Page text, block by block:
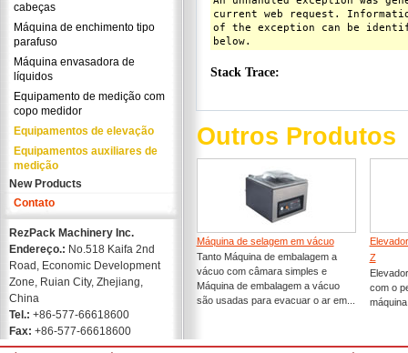
cabeças
Máquina de enchimento tipo
parafuso
Máquina envasadora de
líquidos
Equipamento de medição com
copo medidor
Equipamentos de elevação
Equipamentos auxiliares de
medição
New Products
Contato
RezPack Machinery Inc.
Endereço.: No.518 Kaifa 2nd
Road, Economic Development
Zone, Ruian City, Zhejiang,
China
Tel.: +86-577-66618600
Fax: +86-577-66618600
Outros Produtos
Máquina de selagem em vácuo
Tanto Máquina de embalagem a
vácuo com câmara simples e
Máquina de embalagem a vácuo
são usadas para evacuar o ar em...
Z
com o